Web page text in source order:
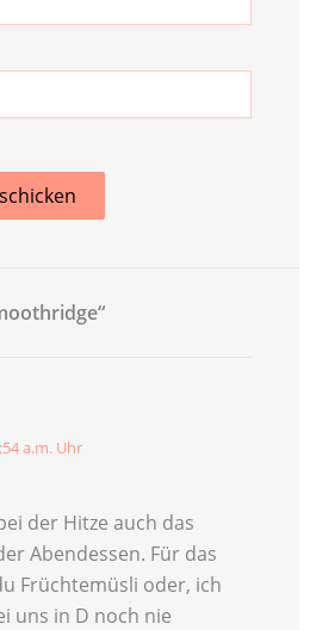
a.m. Uhr
der Hitze auch das
Abendessen. Für das
Früchtemüsli oder, ich
uns in D noch nie